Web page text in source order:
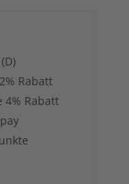
Rabatt
4% Rabatt